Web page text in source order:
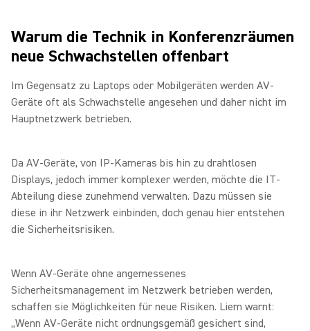
Warum die Technik in Konferenzräumen
neue Schwachstellen offenbart
Im Gegensatz zu Laptops oder Mobilgeräten werden AV-
Geräte oft als Schwachstelle angesehen und daher nicht im
Hauptnetzwerk betrieben.
Da AV-Geräte, von IP-Kameras bis hin zu drahtlosen
Displays, jedoch immer komplexer werden, möchte die IT-
Abteilung diese zunehmend verwalten. Dazu müssen sie
diese in ihr Netzwerk einbinden, doch genau hier entstehen
die Sicherheitsrisiken.
Wenn AV-Geräte ohne angemessenes
Sicherheitsmanagement im Netzwerk betrieben werden,
schaffen sie Möglichkeiten für neue Risiken. Liem warnt:
„Wenn AV-Geräte nicht ordnungsgemäß gesichert sind,